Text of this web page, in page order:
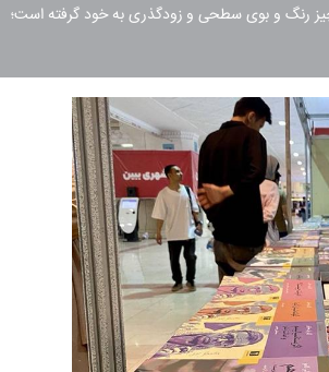
رنگ و بوی سطحی و زودگذری به خود گرفته است؛